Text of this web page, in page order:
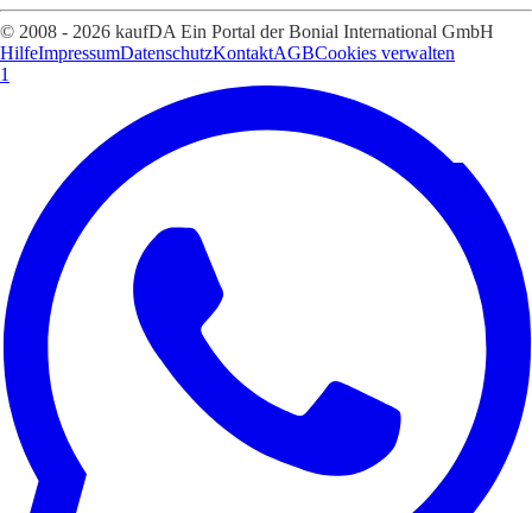
© 2008 - 2026 kaufDA Ein Portal der Bonial International GmbH
HilfeImpressumDatenschutzKontaktAGBCookies verwalten
1